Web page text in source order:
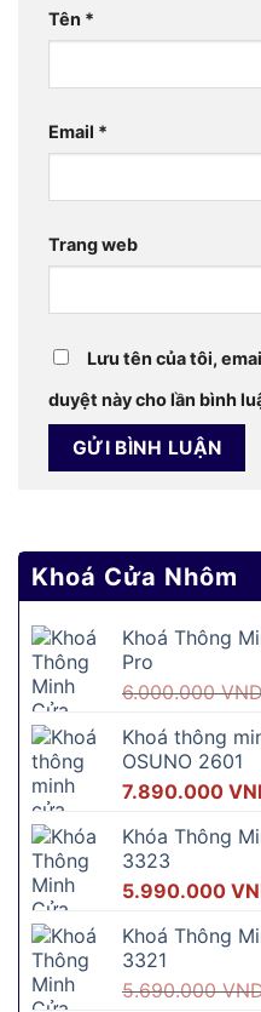
Tên *
Email *
Trang web
Lưu tên của tôi,
duyệt này cho lần bình
Khoá Cửa Nhôm
Khoá Thông
Pro
6.000.000
Khoá thông
OSUNO 2601
7.890.000
Khóa Thông
3323
5.990.000
Khoá Thông
3321
5.690.000